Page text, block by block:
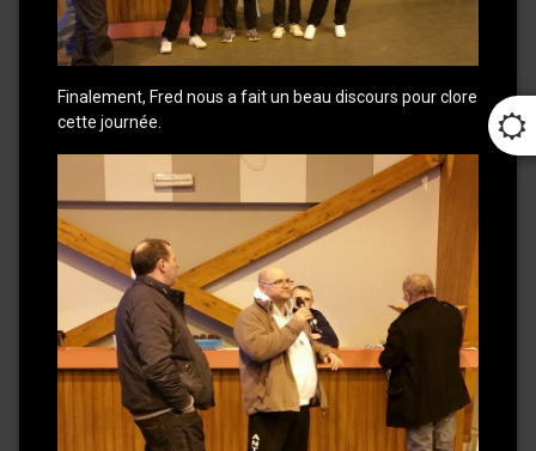
Finalement, Fred nous a fait un beau discours pour clore
cette journée.